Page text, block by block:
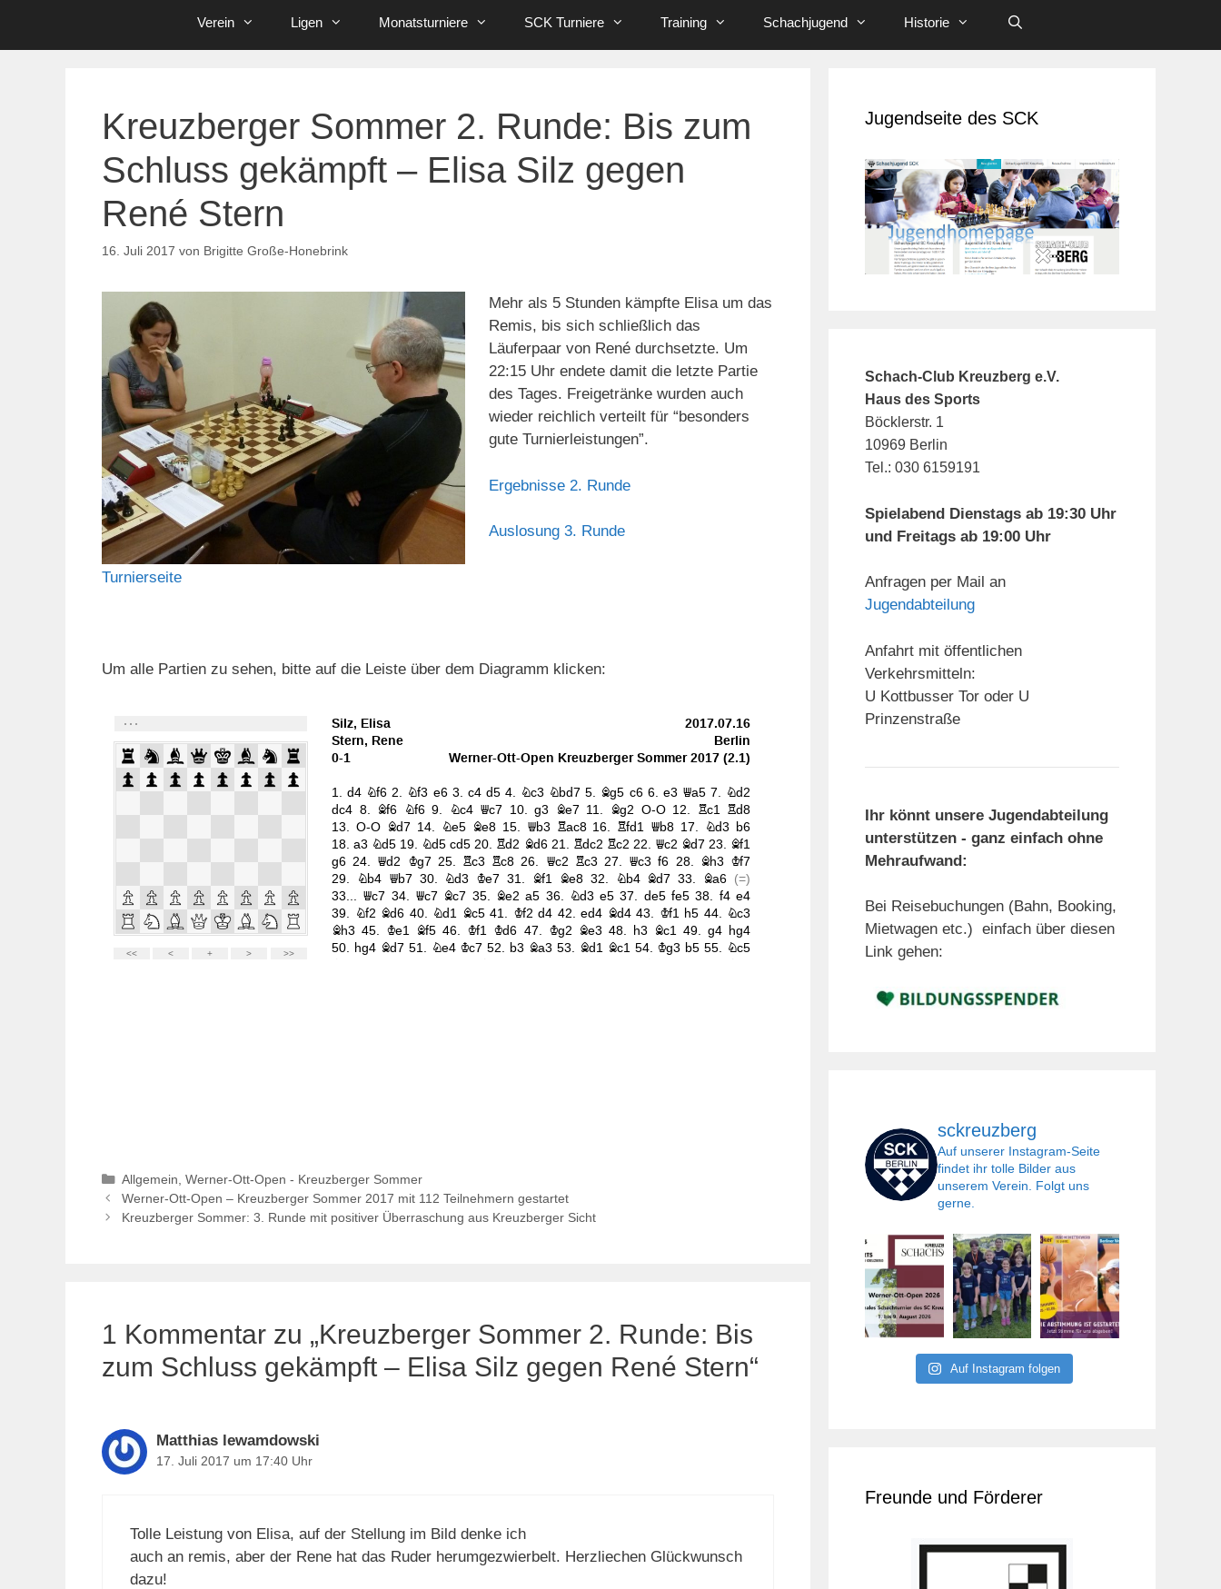
Verein Ligen Monatsturniere SCK Turniere Training Schachjugend Historie
Kreuzberger Sommer 2. Runde: Bis zum
Schluss gekämpft – Elisa Silz gegen
René Stern
16. Juli 2017 von Brigitte Große-Honebrink
Mehr als 5 Stunden kämpfte Elisa um das
Remis, bis sich schließlich das
Läuferpaar von René durchsetzte. Um
22:15 Uhr endete damit die letzte Partie
des Tages. Freigetränke wurden auch
wieder reichlich verteilt für “besonders
gute Turnierleistungen”.
Ergebnisse 2. Runde
Auslosung 3. Runde
Turnierseite
Um alle Partien zu sehen, bitte auf die Leiste über dem Diagramm klicken:
Kategorien
Allgemein, Werner-Ott-Open - Kreuzberger Sommer
Werner-Ott-Open – Kreuzberger Sommer 2017 mit 112 Teilnehmern gestartet
Kreuzberger Sommer: 3. Runde mit positiver Überraschung aus Kreuzberger Sicht
1 Kommentar zu „Kreuzberger Sommer 2. Runde: Bis
zum Schluss gekämpft – Elisa Silz gegen René Stern“
Matthias lewamdowski
17. Juli 2017 um 17:40 Uhr
Tolle Leistung von Elisa, auf der Stellung im Bild denke ich
auch an remis, aber der Rene hat das Ruder herumgezwierbelt. Herzliechen Glückwunsch
dazu!
Jugendseite des SCK
Schach-Club Kreuzberg e.V.
Haus des Sports
Böcklerstr. 1
10969 Berlin
Tel.: 030 6159191
Spielabend Dienstags ab 19:30 Uhr
und Freitags ab 19:00 Uhr
Anfragen per Mail an
Jugendabteilung
Anfahrt mit öffentlichen
Verkehrsmitteln:
U Kottbusser Tor oder U
Prinzenstraße
Ihr könnt unsere Jugendabteilung
unterstützen - ganz einfach ohne
Mehraufwand:
Bei Reisebuchungen (Bahn, Booking,
Mietwagen etc.) einfach über diesen
Link gehen:
sckreuzberg
Auf unserer Instagram-Seite
findet ihr tolle Bilder aus
unserem Verein. Folgt uns
gerne.
Auf Instagram folgen
Freunde und Förderer